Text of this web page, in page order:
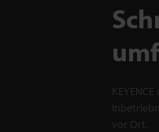
vor Ort.